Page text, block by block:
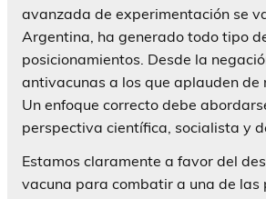
avanzada de experimentación se
Argentina, ha generado todo tipo
posicionamientos. Desde la
antivacunas a los que aplauden de
Un enfoque correcto debe
perspectiva científica, socialista y
Estamos claramente a favor del
vacuna para combatir a una de las